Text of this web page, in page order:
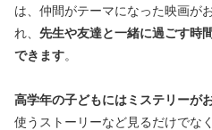
は、仲間がテーマになった映画が
れ、 先生や友達と一緒に過ごす時
できます。
高学年の子どもにはミステリーが
使うストーリーなど見るだけでな